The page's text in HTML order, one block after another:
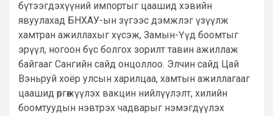
бүтээгдэхүүний импортыг цаашид хэвийн
явуулахад БНХАУ-ын зүгээс дэмжлэг үзүүлж
хамтран ажиллахыг хүсэж, Замын-Үүд боомтыг
эрүүл, ногоон бүс болгох зорилт тавин ажиллаж
байгааг Сангийн сайд онцоллоо. Элчин сайд Цай
Вэньруй хоёр улсын харилцаа, хамтын ажиллагааг
цаашид өргөжүүлэх вакцин нийлүүлэлт, хилийн
боомтуудын нэвтрэх чадварыг нэмэгдүүлэх